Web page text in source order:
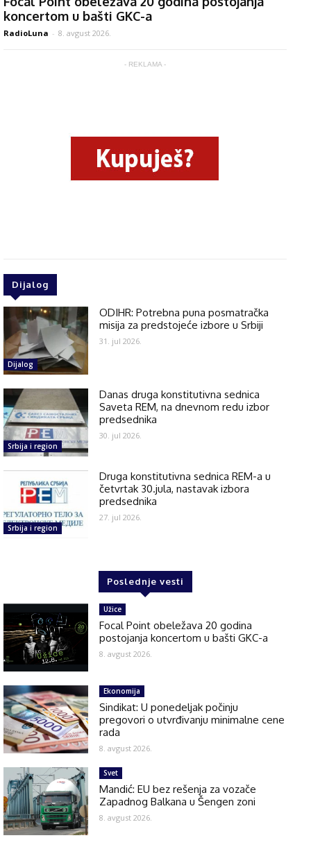
koncertom u bašti GKC-a
RadioLuna - 8. avgust 2026.
- REKLAMA -
Dijalog
Dijalog
ODIHR: Potrebna puna posmatračka
misija za predstojeće izbore u Srbiji
31. jul 2026.
Srbija i region
Danas druga konstitutivna sednica
Saveta REM, na dnevnom redu izbor
predsednika
30. jul 2026.
Srbija i region
Druga konstitutivna sednica REM-a u
četvrtak 30.jula, nastavak izbora
predsednika
27. jul 2026.
Poslednje vesti
Užice
Focal Point obeležava 20 godina
postojanja koncertom u bašti GKC-a
8. avgust 2026.
Ekonomija
Sindikat: U ponedeljak počinju
pregovori o utvrđivanju minimalne cene
rada
8. avgust 2026.
Svet
Mandić: EU bez rešenja za vozače
Zapadnog Balkana u Šengen zoni
8. avgust 2026.